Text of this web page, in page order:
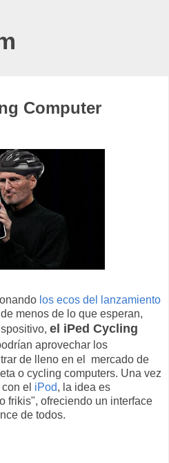
Computer
los ecos del lanzamiento
menos de lo que esperan,
el iPed Cycling
aprovechar los
de lleno en el mercado de
o cycling computers. Una vez
el iPod, la idea es
frikis", ofreciendo un interface
de todos.